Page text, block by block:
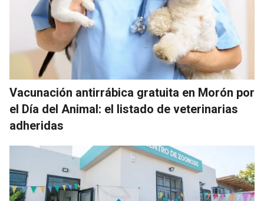
Vacunación antirrábica gratuita en Morón por
el Día del Animal: el listado de veterinarias
adheridas